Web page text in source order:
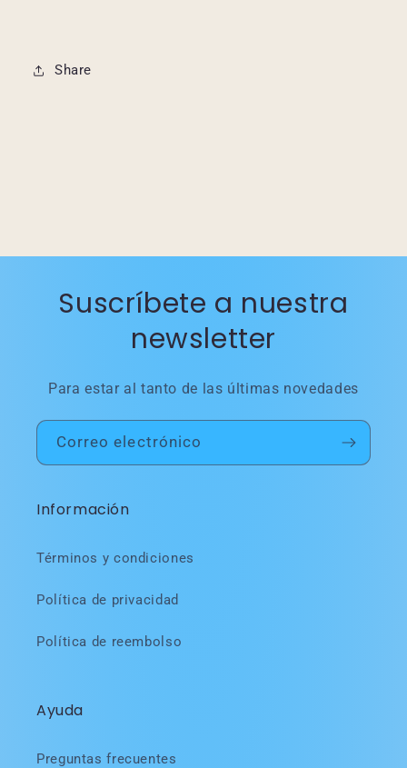
Share
Suscríbete a nuestra
newsletter
Para estar al tanto de las últimas novedades
Correo electrónico
Información
Términos y condiciones
Política de privacidad
Política de reembolso
Ayuda
Preguntas frecuentes